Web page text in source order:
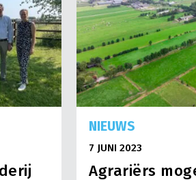
NIEUWS
7 JUNI 2023
Agrariërs